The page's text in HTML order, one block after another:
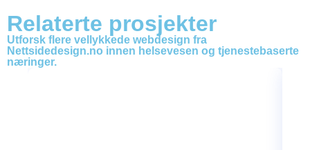
Relaterte prosjekter
Utforsk flere vellykkede webdesign fra
Nettsidedesign.no innen helsevesen og tjenestebaserte
næringer.